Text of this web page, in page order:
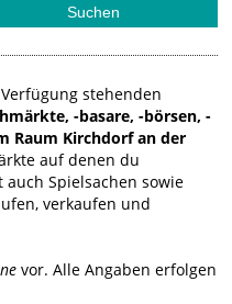
stehenden
-basare, -börsen, -
Raum Kirchdorf an der
auf denen du
Spielsachen sowie
verkaufen und
vor. Alle Angaben erfolgen